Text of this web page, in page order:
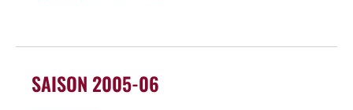
SAISON 2005-06